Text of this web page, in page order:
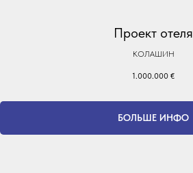
Проект отеля
КОЛАШИН
1.000.000 €
БОЛЬШЕ ИНФО